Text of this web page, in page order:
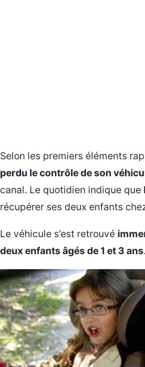
Selon les premiers éléments
perdu le contrôle de son
canal. Le quotidien indique que
récupérer ses deux enfants
Le véhicule s’est retrouvé
deux enfants âgés de 1 et 3 ans.